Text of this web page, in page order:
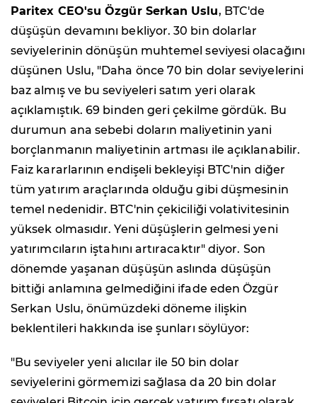
Paritex CEO'su Özgür Serkan Uslu, BTC'de
düşüşün devamını bekliyor. 30 bin dolarlar
seviyelerinin dönüşün muhtemel seviyesi olacağını
düşünen Uslu, "Daha önce 70 bin dolar seviyelerini
baz almış ve bu seviyeleri satım yeri olarak
açıklamıştık. 69 binden geri çekilme gördük. Bu
durumun ana sebebi doların maliyetinin yani
borçlanmanın maliyetinin artması ile açıklanabilir.
Faiz kararlarının endişeli bekleyişi BTC'nin diğer
tüm yatırım araçlarında olduğu gibi düşmesinin
temel nedenidir. BTC'nin çekiciliği volativitesinin
yüksek olmasıdır. Yeni düşüşlerin gelmesi yeni
yatırımcıların iştahını artıracaktır" diyor. Son
dönemde yaşanan düşüşün aslında düşüşün
bittiği anlamına gelmediğini ifade eden Özgür
Serkan Uslu, önümüzdeki döneme ilişkin
beklentileri hakkında ise şunları söylüyor:
"Bu seviyeler yeni alıcılar ile 50 bin dolar
seviyelerini görmemizi sağlasa da 20 bin dolar